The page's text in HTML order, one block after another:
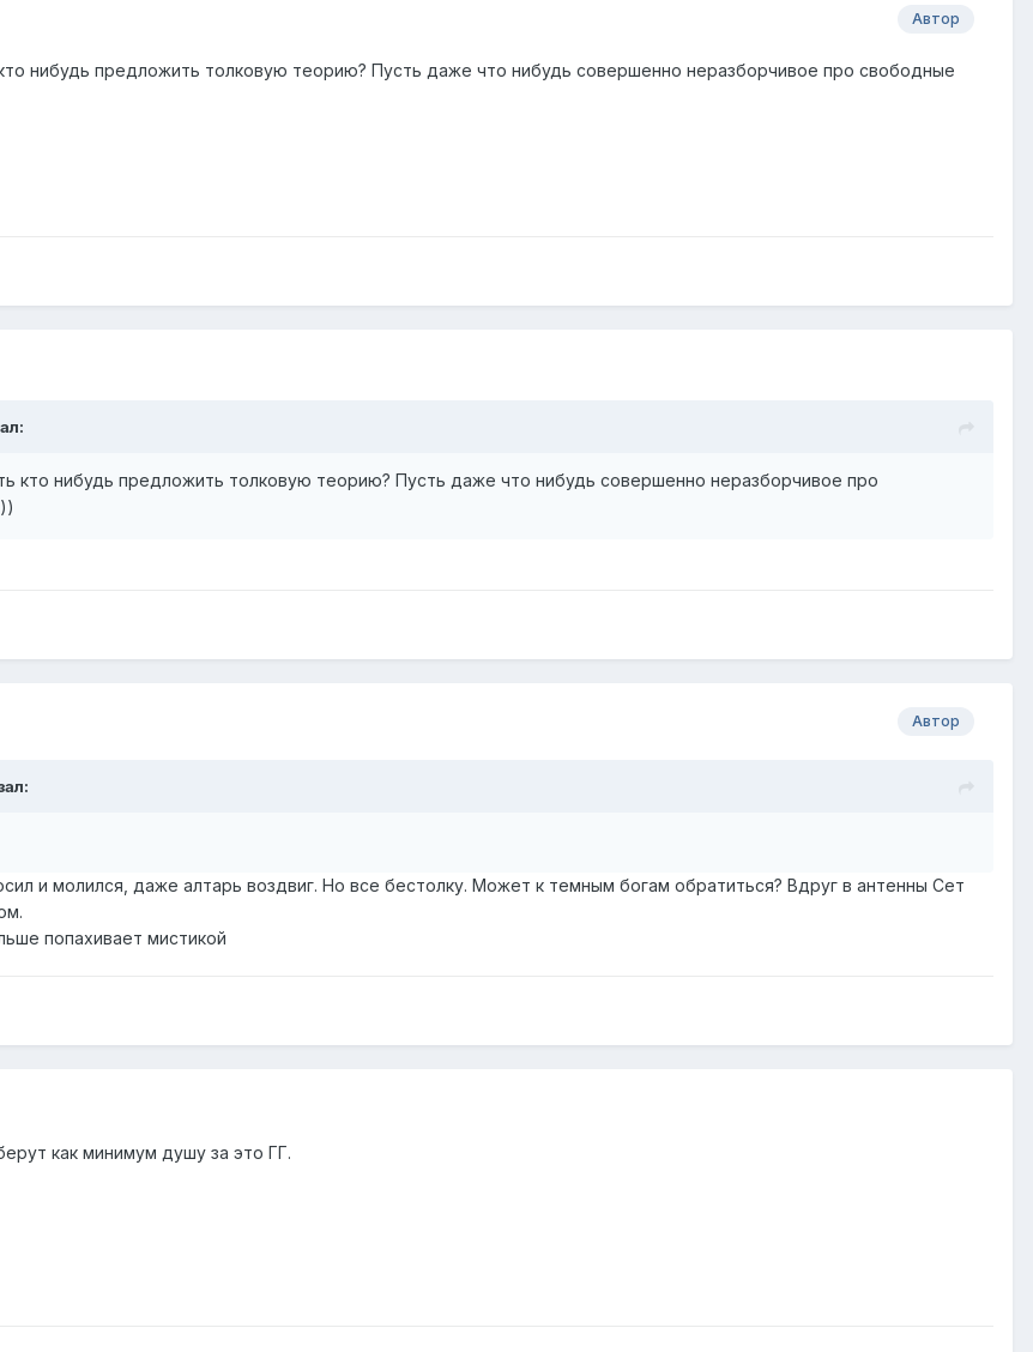
Автор
нибудь предложить толковую теорию? Пусть даже что нибудь совершенно неразборчивое про свободные
кто нибудь предложить толковую теорию? Пусть даже что нибудь совершенно неразборчивое про
Автор
и молился, даже алтарь воздвиг. Но все бестолку. Может к темным богам обратиться? Вдруг в антенны Сет
попахивает мистикой
как минимум душу за это ГГ.